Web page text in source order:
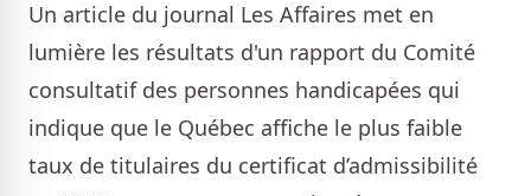
Un article du journal Les Affaires met en
lumière les résultats d'un rapport du Comité
consultatif des personnes handicapées qui
indique que le Québec affiche le plus faible
taux de titulaires du certificat d’admissibilité